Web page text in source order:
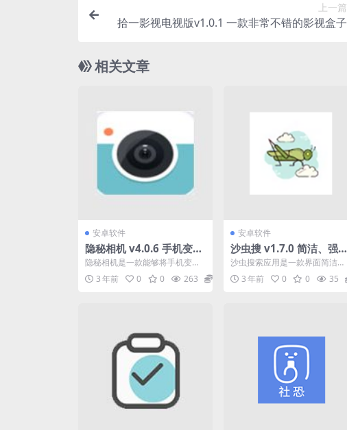
上一篇
拾一影视电视版v1.0.1 一款非常不错的影视盒子
相关文章
安卓软件
隐秘相机 v4.0.6 手机变成
一台隐形拍摄器，去广告
解锁会员版
隐秘相机是一款能够将手机变成
一台隐形拍摄器，原理就是后台
自动拍摄，可设置前置拍摄...
3 年前 0 0 263
安卓软件
沙虫搜 v1.7.0 简洁、强大
的磁力搜索工具，去除下
载限制版
沙虫搜索应用是一款界面简洁、
功能强大的搜索工具，通过输入
你感兴趣的关键词，即可侦...
3 年前 0 0 35